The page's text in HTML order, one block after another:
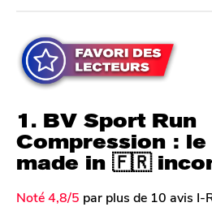
1. BV Sport Run
Compression :
made in 🇫🇷
Noté 4,8/5 par plus de 10 avis I-